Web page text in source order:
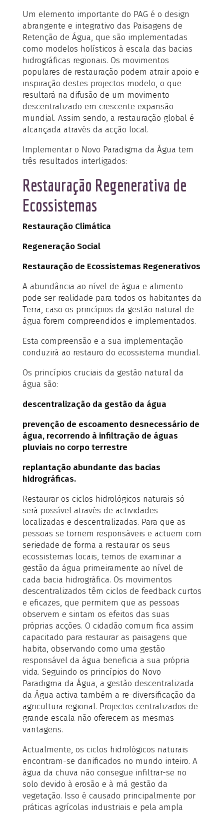
Um elemento importante do PAG é o design
abrangente e integrativo das Paisagens de
Retenção de Água, que são implementadas
como modelos holísticos à escala das bacias
hidrográficas regionais. Os movimentos
populares de restauração podem atrair apoio e
inspiração destes projectos modelo, o que
resultará na difusão de um movimento
descentralizado em crescente expansão
mundial. Assim sendo, a restauração global é
alcançada através da acção local.
Implementar o Novo Paradigma da Água tem
três resultados interligados:
Restauração Regenerativa de
Ecossistemas
Restauração Climática
Regeneração Social
Restauração de Ecossistemas Regenerativos
A abundância ao nível de água e alimento
pode ser realidade para todos os habitantes da
Terra, caso os princípios da gestão natural de
água forem compreendidos e implementados.
Esta compreensão e a sua implementação
conduzirá ao restauro do ecossistema mundial.
Os princípios cruciais da gestão natural da
água são:
descentralização da gestão da água
prevenção de escoamento desnecessário de
água, recorrendo à infiltração de águas
pluviais no corpo terrestre
replantação abundante das bacias
hidrográficas.
Restaurar os ciclos hidrológicos naturais só
será possível através de actividades
localizadas e descentralizadas. Para que as
pessoas se tornem responsáveis e actuem com
seriedade de forma a restaurar os seus
ecossistemas locais, temos de examinar a
gestão da água primeiramente ao nível de
cada bacia hidrográfica. Os movimentos
descentralizados têm ciclos de feedback curtos
e eficazes, que permitem que as pessoas
observem e sintam os efeitos das suas
próprias acções. O cidadão comum fica assim
capacitado para restaurar as paisagens que
habita, observando como uma gestão
responsável da água beneficia a sua própria
vida. Seguindo os princípios do Novo
Paradigma da Água, a gestão descentralizada
da Água activa também a re-diversificação da
agricultura regional. Projectos centralizados de
grande escala não oferecem as mesmas
vantagens.
Actualmente, os ciclos hidrológicos naturais
encontram-se danificados no mundo inteiro. A
água da chuva não consegue infiltrar-se no
solo devido à erosão e à má gestão da
vegetação. Isso é causado principalmente por
práticas agrícolas industriais e pela ampla